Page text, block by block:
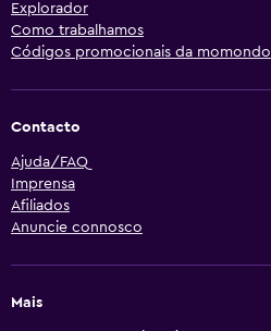
Explorador
Como trabalhamos
Códigos promocionais da momondo
Contacto
Ajuda/FAQ
Imprensa
Afiliados
Anuncie connosco
Mais